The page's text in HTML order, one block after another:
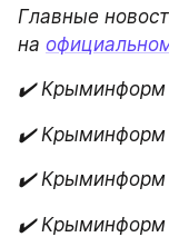
Главные
на
✔️ Крыминформ
✔️ Крыминформ
✔️ Крыминформ
✔️ Крыминформ